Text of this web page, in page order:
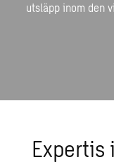
utsläpp inom den